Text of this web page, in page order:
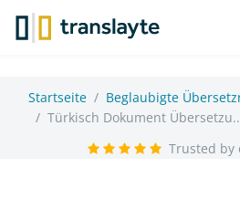
Startseite
Beglaubigte
Türkisch Dokument
Trusted by